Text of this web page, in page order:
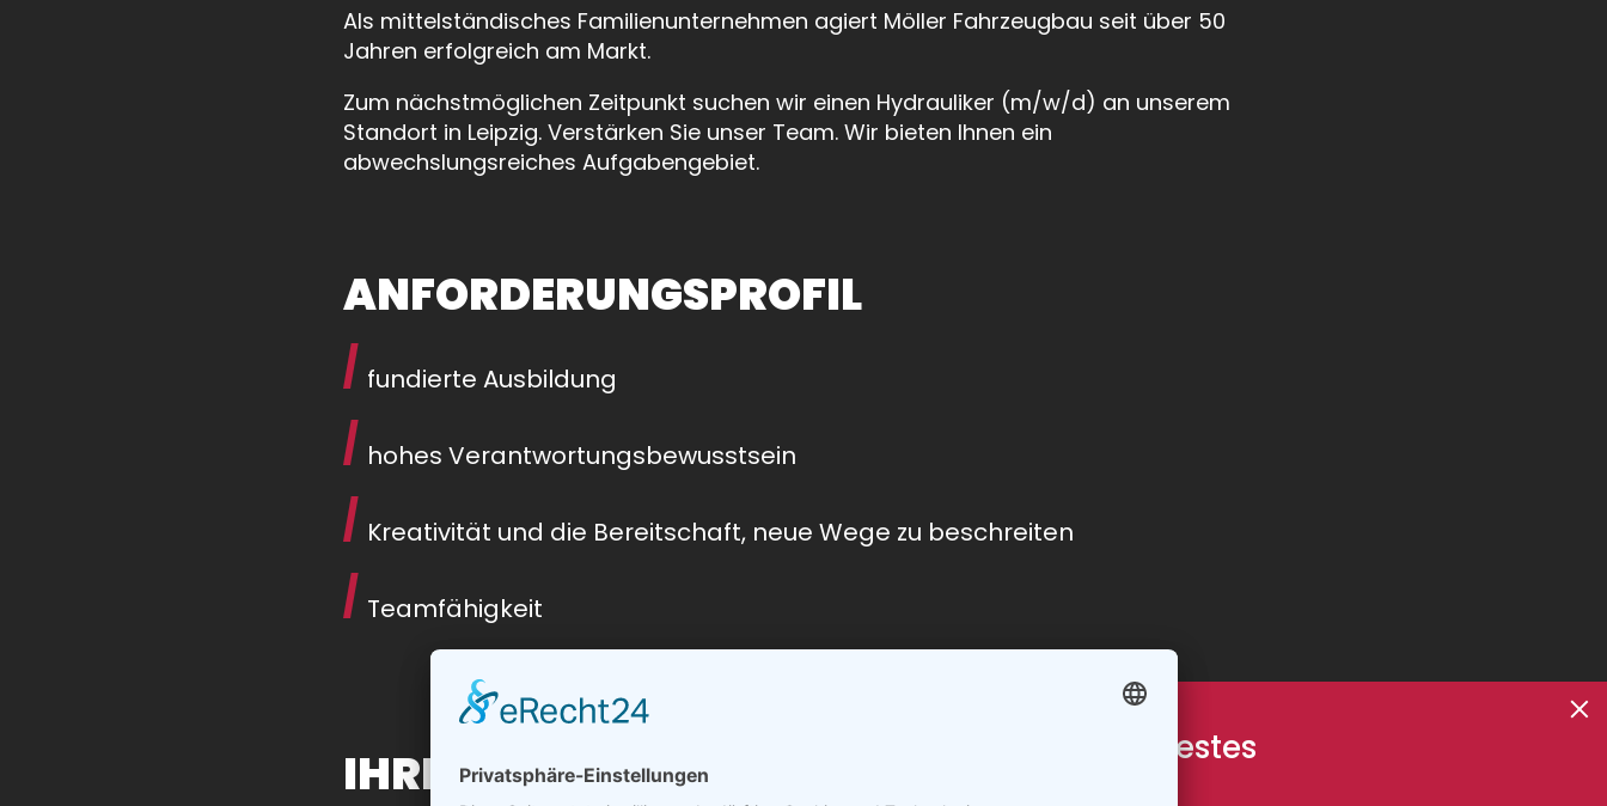
Kofferaufbauten
Als mittelständisches Familienunternehmen agiert Möller Fahrzeugbau seit über 50
Jahren erfolgreich am Markt.
Zum nächstmöglichen Zeitpunkt suchen wir einen Hydrauliker (m/w/d) an unserem
Standort in Leipzig. Verstärken Sie unser Team. Wir bieten Ihnen ein
abwechslungsreiches Aufgabengebiet.
ANFORDERUNGSPROFIL
fundierte Ausbildung
hohes Verantwortungsbewusstsein
Kreativität und die Bereitschaft, neue Wege zu beschreiten
Teamfähigkeit
IHRE CHANCEN Unser neuestes